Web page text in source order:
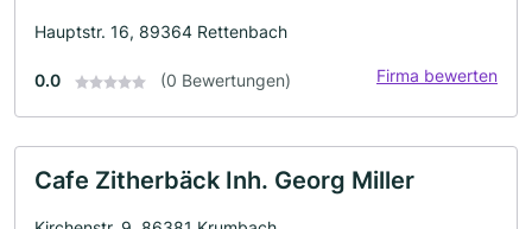
Hauptstr. 16, 89364 Rettenbach
0.0 (0 Bewertungen) Firma bewerten
Cafe Zitherbäck Inh. Georg Miller